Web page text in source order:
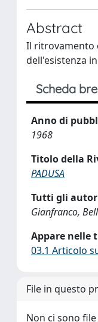
Abstract
Il ritrovamento
dell'esistenza
Scheda
Anno di
1968
Titolo della
PADUSA
Tutti gli
Gianfranco,
Appare nelle
03.1 Articolo
File in questo
Non ci sono